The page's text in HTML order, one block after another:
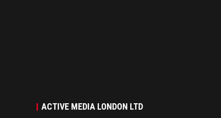
ACTIVE MEDIA LONDON LTD